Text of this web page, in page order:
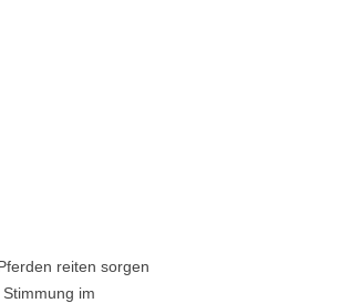
reiten sorgen
im